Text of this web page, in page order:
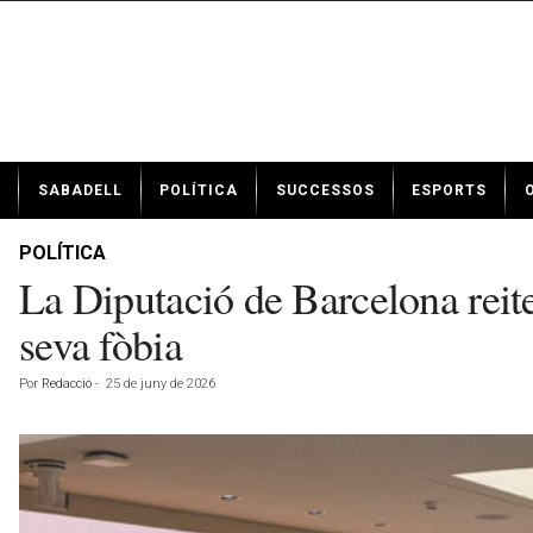
t
SABADELL POLÍTICA SUCCESSOS ESPORTS
POLÍTICA
La Diputació de Barcelona
seva fòbia
Por Redacció - 25 de juny de 2026